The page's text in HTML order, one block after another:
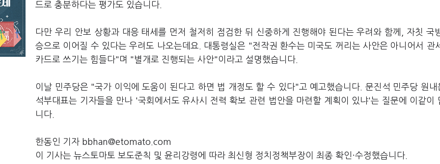
드로 충분하다는 평가도 있습니다.
다만 우리 안보 상황과 대응 태세를 먼저 철저히 점검한 뒤 신중하게 진행해야 된다는 우려와 함께, 자칫 국
승으로 이어질 수 있다는 우려도 나오는데요. 대통령실은 "전작권 환수는 미국도 꺼리는 사안은 아니어서 관
카드로 쓰기는 힘들다"며 "별개로 진행되는 사안"이라고 설명했습니다.
이날 민주당은 "국가 이익에 도움이 된다고 하면 법 개정도 할 수 있다"고 예고했습니다. 문진석 민주당 원내
석부대표는 기자들을 만나 '국회에서도 유사시 전력 확보 관련 법안을 마련할 계획이 있냐'는 질문에 이같이
니다.
한동인 기자 bbhan@etomato.com
이 기사는 뉴스토마토 보도준칙 및 윤리강령에 따라 최신형 정치정책부장이 최종 확인·수정했습니다.